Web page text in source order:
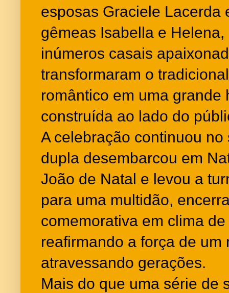
esposas Graciele Lacerda
gêmeas Isabella e
inúmeros casais
transformaram o
romântico em uma grande
construída ao lado do
A celebração continuou
dupla desembarcou em
João de Natal e levou a
para uma multidão,
comemorativa em clima
reafirmando a força de
atravessando gerações.
Mais do que uma série de